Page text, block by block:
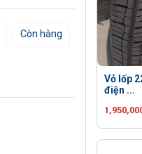
Còn hàng
Vỏ lốp
điện ...